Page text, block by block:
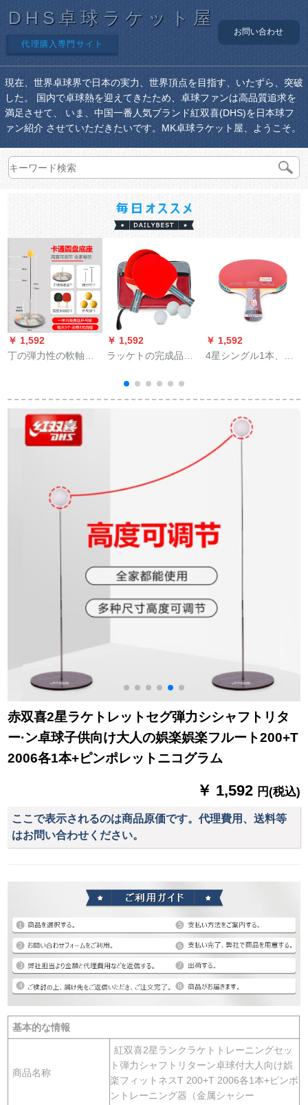
DHS卓球ラケット屋
代理購入専門サイト
お問い合わせ
現在、世界卓球界で日本の実力、世界頂点を目指す、いたずら、突破
した。 国内で卓球熱を迎えてきたため、卓球ファンは高品質追求を
満足させて、 いま、中国一番人気ブランド紅双喜(DHS)を日本球フ
ァン紹介 させていただきたいです。MK卓球ラケット屋、ようこそ。
￥ 1,592
丁の弾力性の軟軸の
の器を訓練してか
ら、供給します。近
視防止の室内のおも
ちゃんの家庭用【ス
族の金を調節するこ
￥ 1,592
ラッケトの完成品は
拾う。長短柄をその
ままにします。3球を
￥ 1,592
4星シングル1本、直
専门レベルの新しい4
つの星を横に摘む。
赤双喜2星ラケトレットセグ弾力シシャフトリタ
ー·ン卓球子供向け大人の娯楽娯楽フルート200+T
2006各1本+ピンポレットニコグラム
￥ 1,592 円(税込)
ここで表示されるのは商品原価です。代理費用、送料等
はお問い合わせください。
基本的な情報
商品名称
紅双喜2星ランクラケトトレーニングセッ
ト弾力シャフトリターン卓球付大人向け娯
楽フィットネスT 200+T 2006各1本+ピンポ
ントレーニング器（金属シャシー